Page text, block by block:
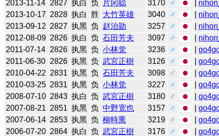
2013-11-14 2827 执白 负 片冈聪 3170 ♂
2013-10-17 2828 执白 胜 大竹英雄 3040 ♂
2013-09-12 2827 执黑 负 赵治勋 3257 ♂
2012-08-09 2826 执白 负 石田芳夫 3097 ♂
2011-07-14 2826 执黑 负 小林觉 3236 ♂ |
2011-06-30 2826 执黑 负 武宮正樹 3126 ♂ |
2010-04-22 2831 执黑 负 石田芳夫 3098 ♂ |
2010-03-25 2831 执黑 负 小林觉 3227 ♂ |
2008-07-10 2843 执白 负 武宮正樹 3180 ♂ |
2007-08-21 2851 执黑 负 中野宽也 3157 ♂ |
2007-06-14 2853 执黑 负 柳時熏 3219 ♂ |
2006-07-20 2864 执白 负 武宮正樹 3176 ♂ |